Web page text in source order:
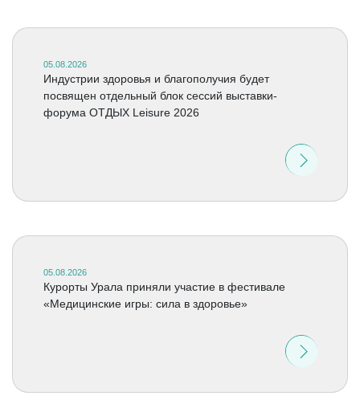
05.08.2026
Индустрии здоровья и благополучия будет
посвящен отдельный блок сессий выставки-
форума ОТДЫХ Leisure 2026
05.08.2026
Курорты Урала приняли участие в фестивале
«Медицинские игры: сила в здоровье»